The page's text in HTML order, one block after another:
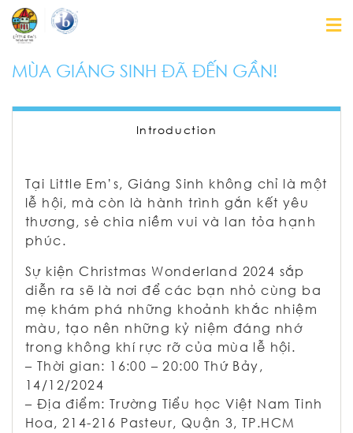
MÙA GIÁNG SINH ĐÃ ĐẾN GẦN!
Introduction
Tại Little Em’s, Giáng Sinh không chỉ là một
lễ hội, mà còn là hành trình gắn kết yêu
thương, sẻ chia niềm vui và lan tỏa hạnh
phúc.
Sự kiện Christmas Wonderland 2024 sắp
diễn ra sẽ là nơi để các bạn nhỏ cùng ba
mẹ khám phá những khoảnh khắc nhiệm
màu, tạo nên những kỷ niệm đáng nhớ
trong không khí rực rỡ của mùa lễ hội.
– Thời gian: 16:00 – 20:00 Thứ Bảy,
14/12/2024
– Địa điểm: Trường Tiểu học Việt Nam Tinh
Hoa, 214-216 Pasteur, Quận 3, TP.HCM